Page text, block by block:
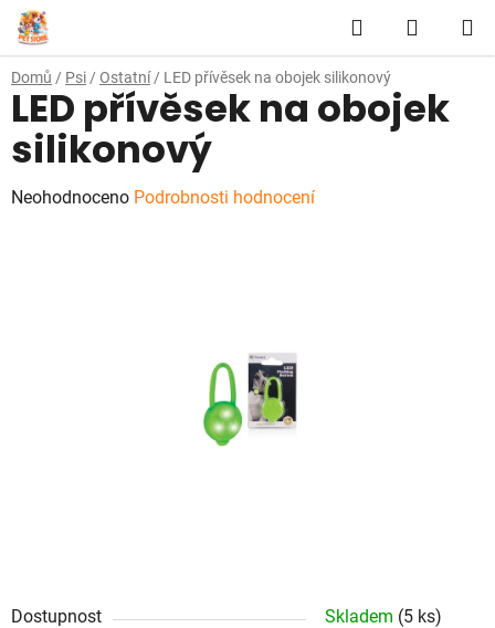
Přejít
na
obsah
Hledat
KOŠÍK
Domů / Psi / Ostatní / LED přívěsek na obojek silikonový
Dostupnost Skladem (5 ks)
LED přívěsek na obojek
silikonový
Průměrné
Neohodnoceno Podrobnosti hodnocení